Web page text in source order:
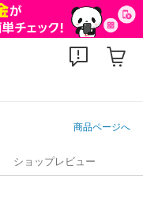
商品ページへ
ショップレビュー